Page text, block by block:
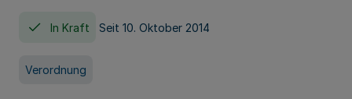
In Kraft Seit 10. Oktober 2014
Verordnung